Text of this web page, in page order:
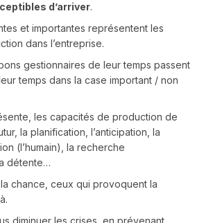
d’arriver.
et importantes représentent les
dans l’entreprise.
gestionnaires de leur temps passent
temps dans la case important / non
les capacités de production de
la planification, l’anticipation, la
(l’humain), la recherche
détente…
chance, ceux qui provoquent la